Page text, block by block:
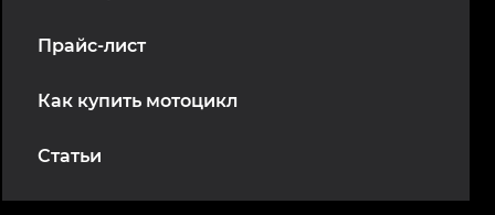
Прайс-лист
Как купить мотоцикл
Статьи